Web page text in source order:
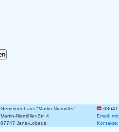
Gemeindehaus "Martin Niemöller"
Martin-Niemöller-Str. 4
Email:
07747 Jena-Lobeda